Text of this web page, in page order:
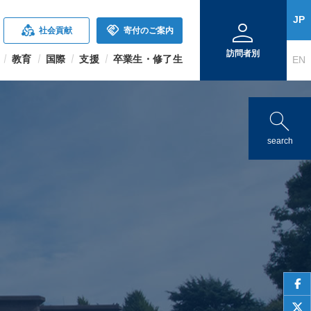
search
search
diversity_2 社会貢献 handshake 寄付のご案内
教育 国際 支援 卒業生・修了生
person
訪問者別
JP
EN